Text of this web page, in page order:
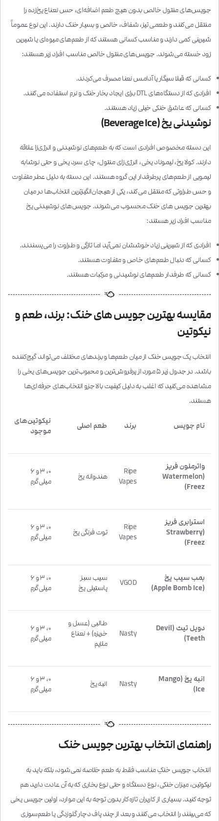
جویس‌های منتول خالص بدون هیچ طعم اضافه‌ای، حس نعناع یخ‌زده را
منتقل می‌کنند و طعمی تیز، شفاف، خالص و بسیار خنک دارند. این نوع عموماً
شیرینی کمی دارند و مناسب کسانی هستند که از طعم‌های میوه‌ای یا شیرین
زود خسته می‌شوند. جویس‌های منتول خالص مناسب افراد زیر هستند:
کسانی که قبلا سیگار یا آدامس نعنا مصرف می‌کردند.
افرادی که از دستگاه‌های DTL برای ایجاد بخار خنک و نرم استفاده می‌کنند.
کسانی که عاشق خنکی خیلی زیاد هستند.
نوشیدنی یخ (Beverage Ice)
این دسته مخصوص افرادی است که به طعم‌های نوشیدنی و انرژی‌زا علاقه
دارند. کولا یخ، لیموناد یخی، انرژی‌زای منتول، چای سرد یخی و حتی نوشابه
لیمویی از طعم‌های پرطرفدار این گروه هستند. این دسته به دلیل عطر متفاوت
و حس طراوتی که منتقل می‌کند، یکی از هیجان‌انگیزترین انتخاب‌ها در میان
بهترین جویس های خنک محسوب می‌شوند. جویس‌های نوشیدنی یخ
مناسب افراد زیر هستند:
افرادی که از شیرینی زیاد خوششان نمی‌آید اما تازگی و طراوت را می‌پسندند.
کسانی که دنبال طعم‌های خاص و متفاوت هستند.
کسانی که طرفدار طعم‌های نوشیدنی و مرکبات هستند.
مقایسه بهترین جویس های خنک: برند، طعم و
نیکوتین
انتخاب یک جویس خنک از میان طعم‌ها و برندهای مختلف می‌تواند گیج‌کننده
باشد. در جدول زیر ۵ مورد از پرفروش‌ترین و محبوب‌ترین جویس‌های یخی را
مشاهده می‌کنید که اغلب به دلیل کیفیت بالا جزو انتخاب‌های حرفه‌ای‌ها
هستند.
نام جویس برند طعم اصلی
نیکوتین‌های
موجود
واترملون فریز
(Watermelon
Freez)
Ripe
Vapes
هندوانه یخ
۰، ۳ و ۶
میلی‌گرم
استرابری فریز
(Strawberry
Freez)
Ripe
Vapes
توت فرنگی یخ
۰، ۳ و ۶
میلی‌گرم
بمب سیب یخ
(Apple Bomb Ice)
VGOD
سیب سبز
پاستیلی یخ
۰، ۳ و ۶
میلی‌گرم
دویل تیث (Devil
Teeth)
Nasty
طالبی (عسل و
خربزه) + نعناع
ملایم
۰، ۳ و ۶
میلی‌گرم
انبه یخ (Mango
Ice)
Nasty انبه یخ
۰، ۳ و ۶
میلی‌گرم
راهنمای انتخاب بهترین جویس خنک
انتخاب جویس خنکِ مناسب فقط به طعم خلاصه نمی‌شود، بلکه باید به
نیکوتین، میزان خنکی، نوع دستگاه و حتی نوع بخاری که به آن عادت دارید هم
توجه کنید. بسیاری از کاربران تازه‌کار بدون توجه به این موارد، اولین جویس یخی
که می‌بینند را انتخاب می‌کنند و بعد از چند پاف دچار گلو‌زدگی یا طعم‌سوزی